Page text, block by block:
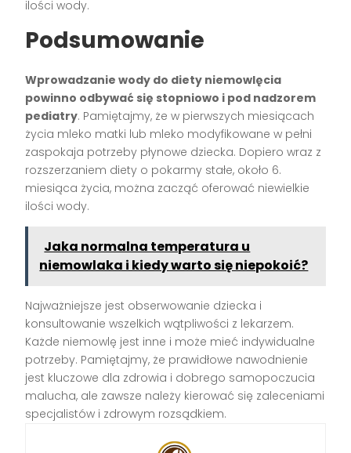
ilości wody.
Podsumowanie
Wprowadzanie wody do diety niemowlęcia
powinno odbywać się stopniowo i pod nadzorem
pediatry. Pamiętajmy, że w pierwszych miesiącach
życia mleko matki lub mleko modyfikowane w pełni
zaspokaja potrzeby płynowe dziecka. Dopiero wraz z
rozszerzaniem diety o pokarmy stałe, około 6.
miesiąca życia, można zacząć oferować niewielkie
ilości wody.
Jaka normalna temperatura u
niemowlaka i kiedy warto się niepokoić?
Najważniejsze jest obserwowanie dziecka i
konsultowanie wszelkich wątpliwości z lekarzem.
Każde niemowlę jest inne i może mieć indywidualne
potrzeby. Pamiętajmy, że prawidłowe nawodnienie
jest kluczowe dla zdrowia i dobrego samopoczucia
malucha, ale zawsze należy kierować się zaleceniami
specjalistów i zdrowym rozsądkiem.